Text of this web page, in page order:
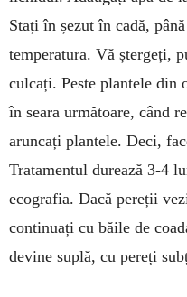
Stați în șezut în cadă,
temperatura. Vă șter­geți,
culcați. Peste plantele din
în seara următoare, când
aruncați plantele. Deci,
Trata­mentul durează 3-4
ecografia. Dacă pereții
continuați cu băile de
devine suplă, cu pereți